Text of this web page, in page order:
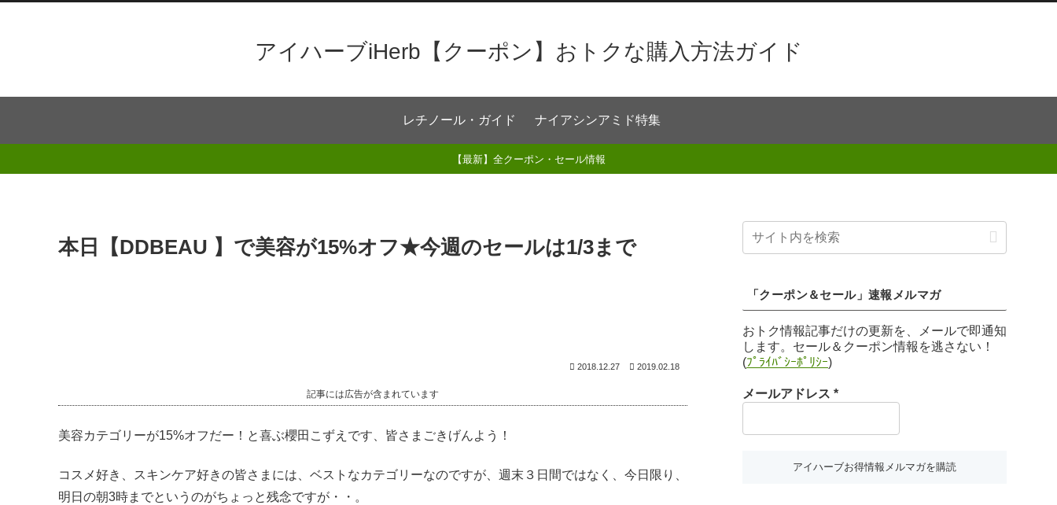
アイハーブiHerb【クーポン】おトクな購入方法ガイド
レチノール・ガイド ナイアシンアミド特集
【最新】全クーポン・セール情報
本日【DDBEAU 】で美容が15%オフ★今週のセールは1/3まで
2018.12.27 2019.02.18
記事には広告が含まれています
美容カテゴリーが15%オフだー！と喜ぶ櫻田こずえです、皆さまごきげんよう！
コスメ好き、スキンケア好きの皆さまには、ベストなカテゴリーなのですが、週末３日間ではなく、今日限り、
明日の朝3時までというのがちょっと残念ですが・・。
「クーポン＆セール」速報メルマガ
おトク情報記事だけの更新を、メールで即通知
します。セール＆クーポン情報を逃さない！
(ﾌﾟﾗｲﾊﾞｼｰﾎﾟﾘｼｰ)
メールアドレス *